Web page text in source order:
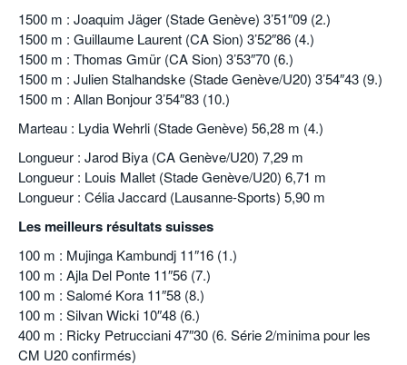
1500 m : Joaquim Jäger (Stade Genève) 3’51″09 (2.)
1500 m : Guillaume Laurent (CA Sion) 3’52″86 (4.)
1500 m : Thomas Gmür (CA Sion) 3’53″70 (6.)
1500 m : Julien Stalhandske (Stade Genève/U20) 3’54″43 (9.)
1500 m : Allan Bonjour 3’54″83 (10.)
Marteau : Lydia Wehrli (Stade Genève) 56,28 m (4.)
Longueur : Jarod Biya (CA Genève/U20) 7,29 m
Longueur : Louis Mallet (Stade Genève/U20) 6,71 m
Longueur : Célia Jaccard (Lausanne-Sports) 5,90 m
Les meilleurs résultats suisses
100 m : Mujinga Kambundj 11″16 (1.)
100 m : Ajla Del Ponte 11″56 (7.)
100 m : Salomé Kora 11″58 (8.)
100 m : Silvan Wicki 10″48 (6.)
400 m : Ricky Petrucciani 47″30 (6. Série 2/minima pour les
CM U20 confirmés)